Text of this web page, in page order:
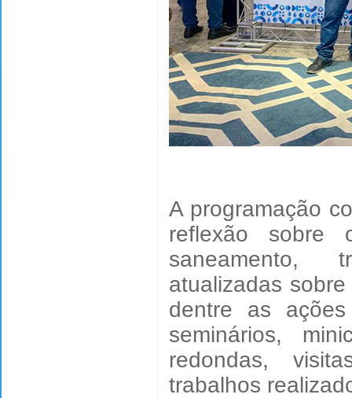
A programação
reflexão sobre
saneamento,
atualizadas
dentre as
seminários,
redondas,
trabalhos